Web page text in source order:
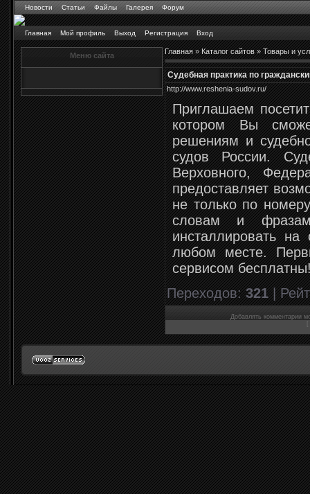
Новости Статьи Файлы Галерея Форум
Главная Мой профиль Выход Регистрация Вход
Меню сайта Главная»Каталог сайтов»Товары и
Судебная практика по
http://www.reshenia-sudov.ru/
Приглашаем
котором Вы
решениям и
судов России.
Верховного,
предоставляет
не только по
словам и
инсталлировать
любом месте.
сервисом
Переходов:321|
Добавлять комментарии